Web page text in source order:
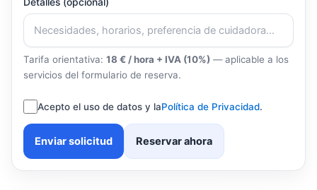
Tarifa orientativa: 18 € / hora + IVA (10%) — aplicable a los
servicios del formulario de reserva.
Acepto el uso de datos y laPolítica de Privacidad.
Enviar solicitud Reservar ahora